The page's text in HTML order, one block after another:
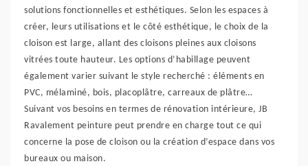
solutions fonctionnelles et esthétiques. Selon les espaces à
créer, leurs utilisations et le côté esthétique, le choix de la
cloison est large, allant des cloisons pleines aux cloisons
vitrées toute hauteur. Les options d’habillage peuvent
également varier suivant le style recherché : éléments en
PVC, mélaminé, bois, placoplâtre, carreaux de plâtre…
Suivant vos besoins en termes de rénovation intérieure, JB
Ravalement peinture peut prendre en charge tout ce qui
concerne la pose de cloison ou la création d’espace dans vos
bureaux ou maison.